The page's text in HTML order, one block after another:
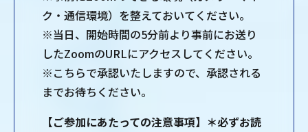
ク・通信環境）を整えておいてください。
※当日、開始時間の5分前より事前にお送り
したZoomのURLにアクセスしてください。
※こちらで承認いたしますので、承認される
までお待ちください。
【ご参加にあたっての注意事項】＊必ずお読